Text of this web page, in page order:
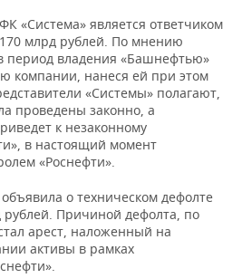
«Система» является ответчиком
млрд рублей. По мнению
период владения «Башнефтью»
компании, нанеся ей при этом
«Системы» полагают,
проведены законно, а
к незаконному
в настоящий момент
«Роснефти».
о техническом дефолте
рублей. Причиной дефолта, по
арест, наложенный на
активы в рамках